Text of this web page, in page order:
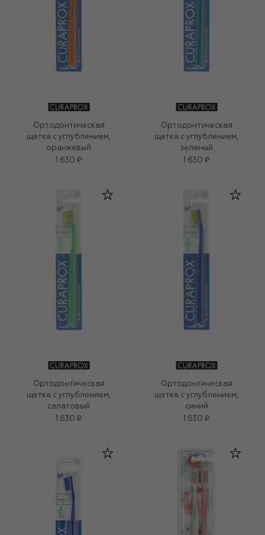
Ортодонтическая
щетка с углублением,
оранжевый
1 630 ₽
Ортодонтическая
щетка с углублением,
зеленый
1 630 ₽
Ортодонтическая
щетка с углублением,
салатовый
1 630 ₽
Ортодонтическая
щетка с углублением,
синий
1 630 ₽